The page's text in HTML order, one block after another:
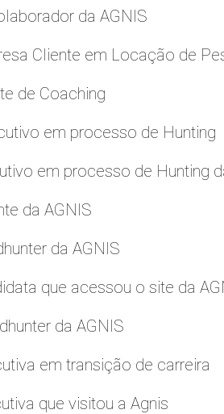
da AGNIS
Cliente em Locação de
de Coaching
em processo de Hunting
em processo de Hunting
da AGNIS
da AGNIS
que acessou o site da
da AGNIS
em transição de carreira
que visitou a Agnis